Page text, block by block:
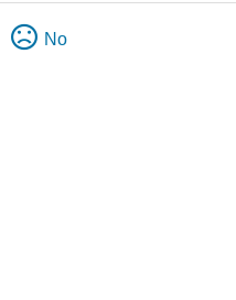
No